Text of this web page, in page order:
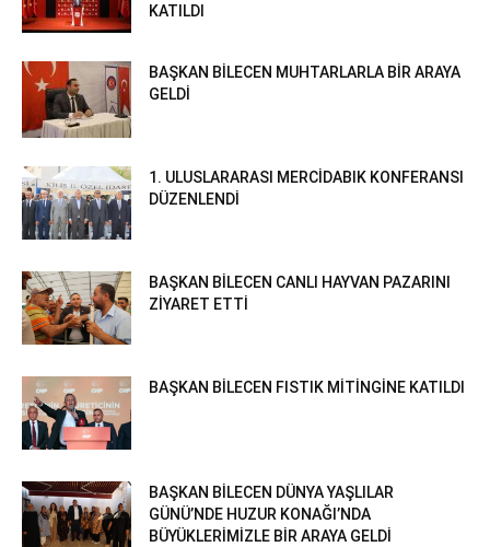
KATILDI
BAŞKAN BİLECEN MUHTARLARLA BİR ARAYA
GELDİ
1. ULUSLARARASI MERCİDABIK KONFERANSI
DÜZENLENDİ
BAŞKAN BİLECEN CANLI HAYVAN PAZARINI
ZİYARET ETTİ
BAŞKAN BİLECEN FISTIK MİTİNGİNE KATILDI
BAŞKAN BİLECEN DÜNYA YAŞLILAR
GÜNÜ’NDE HUZUR KONAĞI’NDA
BÜYÜKLERİMİZLE BİR ARAYA GELDİ